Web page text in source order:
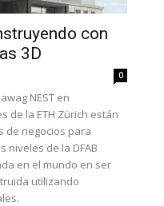
con
3D
0
NEST en
de la ETH Zürich están
de negocios para
niveles de la DFAB
en el mundo en ser
utilizando